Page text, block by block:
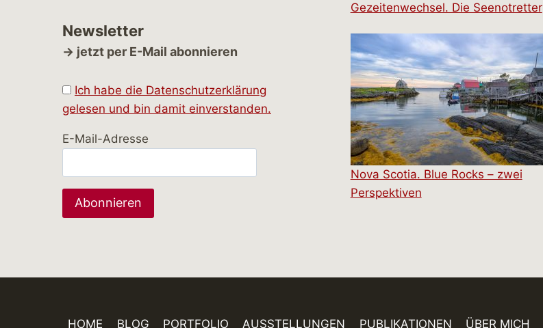
Newsletter
→ jetzt per E-Mail abonnieren
Ich habe die Datenschutzerklärung
gelesen und bin damit einverstanden.
E-Mail-Adresse
Gezeitenwechsel. Die Seenotretter
Nova Scotia. Blue Rocks – zwei
Perspektiven
HOME BLOG PORTFOLIO AUSSTELLUNGEN PUBLIKATIONEN ÜBER MICH